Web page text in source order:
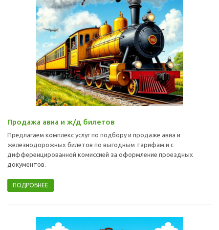
Продажа авиа и ж/д билетов
Предлагаем комплекс услуг по подбору и продаже авиа и
железнодорожных билетов по выгодным тарифам и с
дифференцированной комиссией за оформление проездных
документов.
ПОДРОБНЕЕ